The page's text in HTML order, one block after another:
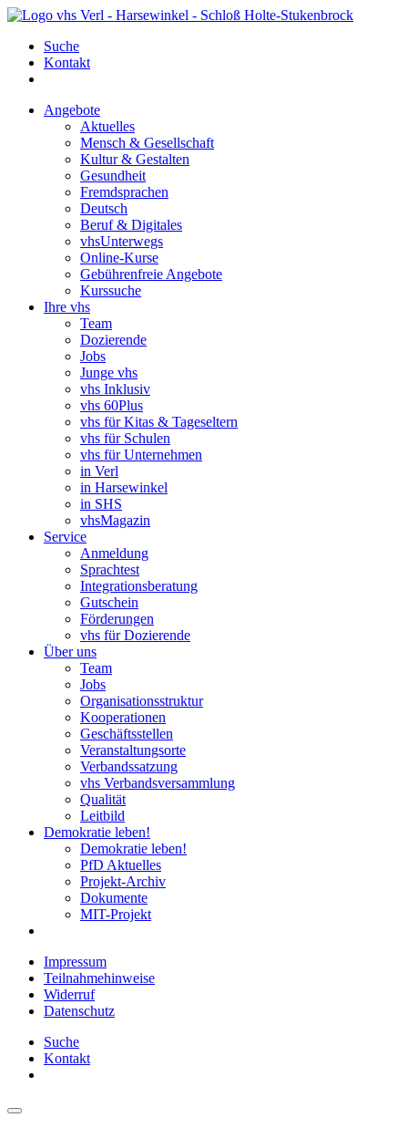
Suche
Kontakt
Angebote
Aktuelles
Mensch & Gesellschaft
Kultur & Gestalten
Gesundheit
Fremdsprachen
Deutsch
Beruf & Digitales
vhsUnterwegs
Online-Kurse
Gebührenfreie Angebote
Kurssuche
Ihre vhs
Team
Dozierende
Jobs
Junge vhs
vhs Inklusiv
vhs 60Plus
vhs für Kitas & Tageseltern
vhs für Schulen
vhs für Unternehmen
in Verl
in Harsewinkel
in SHS
vhsMagazin
Service
Anmeldung
Sprachtest
Integrationsberatung
Gutschein
Förderungen
vhs für Dozierende
Über uns
Team
Jobs
Organisationsstruktur
Kooperationen
Geschäftsstellen
Veranstaltungsorte
Verbandssatzung
vhs Verbandsversammlung
Qualität
Leitbild
Demokratie leben!
Demokratie leben!
PfD Aktuelles
Projekt-Archiv
Dokumente
MIT-Projekt
Impressum
Teilnahmehinweise
Widerruf
Datenschutz
Suche
Kontakt